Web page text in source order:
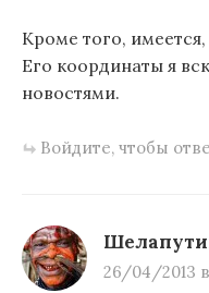
Кроме того,
Его координаты я
новостями.
Войдите, чтобы
26/04/2013